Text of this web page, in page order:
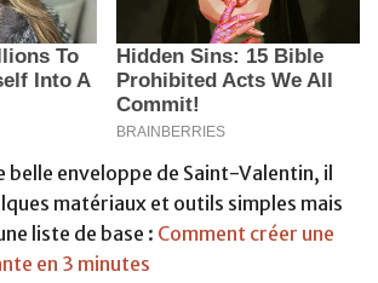
belle enveloppe de Saint-Valentin, il
matériaux et outils simples mais
liste de base : Comment créer une
en 3 minutes